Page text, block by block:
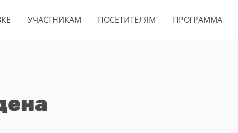
УЧАСТНИКАМ ПОСЕТИТЕЛЯМ ПРОГРАММА